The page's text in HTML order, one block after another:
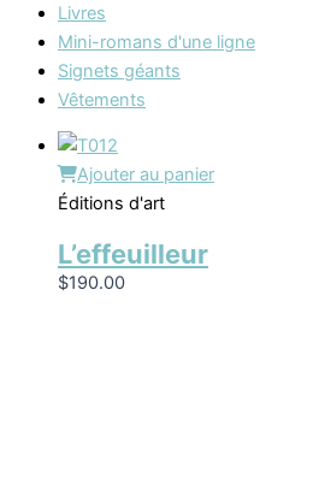
Livres
Mini-romans d'une ligne
Signets géants
Vêtements
Ajouter au panier
Éditions d'art
L’effeuilleur
$190.00